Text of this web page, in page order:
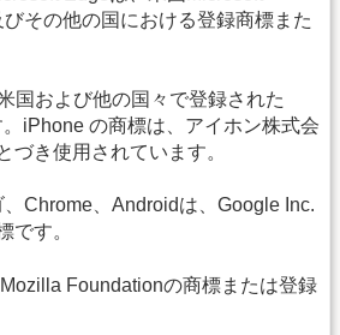
その他の国における登録商標また
国および他の国々で登録された
iPhone の商標は、アイホン株式会
づき使用されています。
Chrome、Androidは、Google Inc.
です。
Foundationの商標または登録